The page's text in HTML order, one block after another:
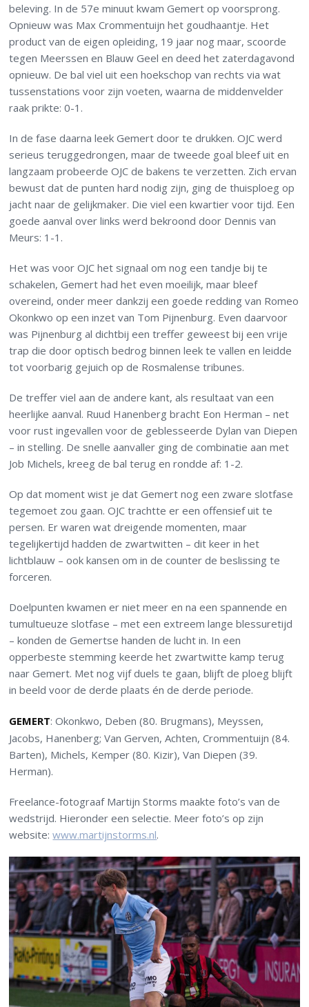
beleving. In de 57e minuut kwam Gemert op voorsprong.
Opnieuw was Max Crommentuijn het goudhaantje. Het
product van de eigen opleiding, 19 jaar nog maar, scoorde
tegen Meerssen en Blauw Geel en deed het zaterdagavond
opnieuw. De bal viel uit een hoekschop van rechts via wat
tussenstations voor zijn voeten, waarna de middenvelder
raak prikte: 0-1.
In de fase daarna leek Gemert door te drukken. OJC werd
serieus teruggedrongen, maar de tweede goal bleef uit en
langzaam probeerde OJC de bakens te verzetten. Zich ervan
bewust dat de punten hard nodig zijn, ging de thuisploeg op
jacht naar de gelijkmaker. Die viel een kwartier voor tijd. Een
goede aanval over links werd bekroond door Dennis van
Meurs: 1-1.
Het was voor OJC het signaal om nog een tandje bij te
schakelen, Gemert had het even moeilijk, maar bleef
overeind, onder meer dankzij een goede redding van Romeo
Okonkwo op een inzet van Tom Pijnenburg. Even daarvoor
was Pijnenburg al dichtbij een treffer geweest bij een vrije
trap die door optisch bedrog binnen leek te vallen en leidde
tot voorbarig gejuich op de Rosmalense tribunes.
De treffer viel aan de andere kant, als resultaat van een
heerlijke aanval. Ruud Hanenberg bracht Eon Herman – net
voor rust ingevallen voor de geblesseerde Dylan van Diepen
– in stelling. De snelle aanvaller ging de combinatie aan met
Job Michels, kreeg de bal terug en rondde af: 1-2.
Op dat moment wist je dat Gemert nog een zware slotfase
tegemoet zou gaan. OJC trachtte er een offensief uit te
persen. Er waren wat dreigende momenten, maar
tegelijkertijd hadden de zwartwitten – dit keer in het
lichtblauw – ook kansen om in de counter de beslissing te
forceren.
Doelpunten kwamen er niet meer en na een spannende en
tumultueuze slotfase – met een extreem lange blessuretijd
– konden de Gemertse handen de lucht in. In een
opperbeste stemming keerde het zwartwitte kamp terug
naar Gemert. Met nog vijf duels te gaan, blijft de ploeg blijft
in beeld voor de derde plaats én de derde periode.
GEMERT: Okonkwo, Deben (80. Brugmans), Meyssen,
Jacobs, Hanenberg; Van Gerven, Achten, Crommentuijn (84.
Barten), Michels, Kemper (80. Kizir), Van Diepen (39.
Herman).
Freelance-fotograaf Martijn Storms maakte foto’s van de
wedstrijd. Hieronder een selectie. Meer foto’s op zijn
website:www.martijnstorms.nl.